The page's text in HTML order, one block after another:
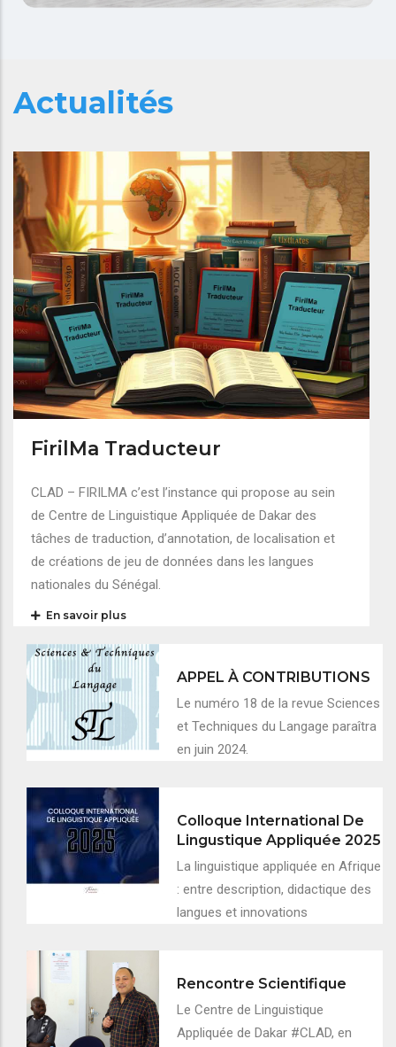
Actualités
FirilMa Traducteur
CLAD – FIRILMA c’est l’instance qui propose au sein
de Centre de Linguistique Appliquée de Dakar des
tâches de traduction, d’annotation, de localisation et
de créations de jeu de données dans les langues
nationales du Sénégal.
En savoir plus
APPEL À CONTRIBUTIONS
Le numéro 18 de la revue Sciences
et Techniques du Langage paraîtra
en juin 2024.
Colloque International De
Lingustique Appliquée 2025
La linguistique appliquée en Afrique
: entre description, didactique des
langues et innovations
Rencontre Scientifique
Le Centre de Linguistique
Appliquée de Dakar #CLAD, en